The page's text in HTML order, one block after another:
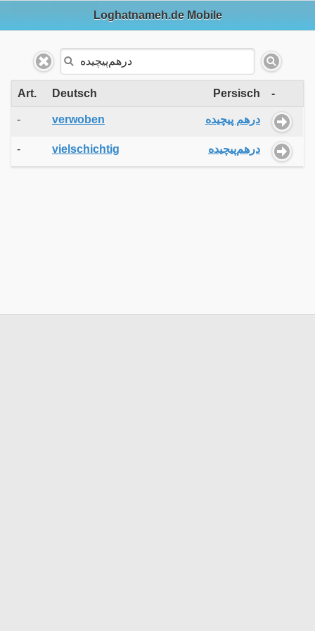
Loghatnameh.de Mobile
Art. Deutsch Persisch -
- verwoben درهم پیچیده
- vielschichtig درهم‌پیچیده